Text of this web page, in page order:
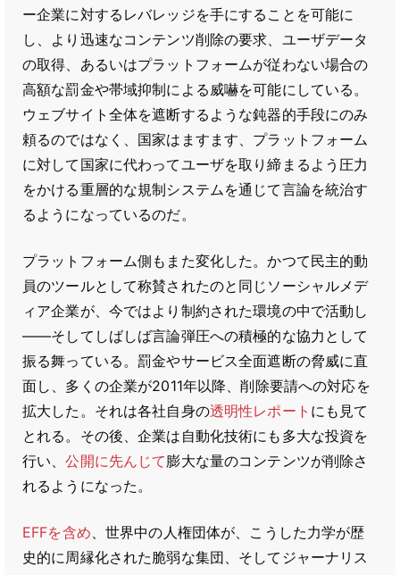
ー企業に対するレバレッジを手にすることを可能に
し、より迅速なコンテンツ削除の要求、ユーザデータ
の取得、あるいはプラットフォームが従わない場合の
高額な罰金や帯域抑制による威嚇を可能にしている。
ウェブサイト全体を遮断するような鈍器的手段にのみ
頼るのではなく、国家はますます、プラットフォーム
に対して国家に代わってユーザを取り締まるよう圧力
をかける重層的な規制システムを通じて言論を統治す
るようになっているのだ。
プラットフォーム側もまた変化した。かつて民主的動
員のツールとして称賛されたのと同じソーシャルメデ
ィア企業が、今ではより制約された環境の中で活動し
――そしてしばしば言論弾圧への積極的な協力として
振る舞っている。罰金やサービス全面遮断の脅威に直
面し、多くの企業が2011年以降、削除要請への対応を
拡大した。それは各社自身の透明性レポート にも見て
とれる。その後、企業は自動化技術にも多大な投資を
行い、公開に先んじて膨大な量のコンテンツが削除さ
れるようになった。
EFFを含め、世界中の人権団体が、こうした力学が歴
史的に周縁化された脆弱な集団、そしてジャーナリス